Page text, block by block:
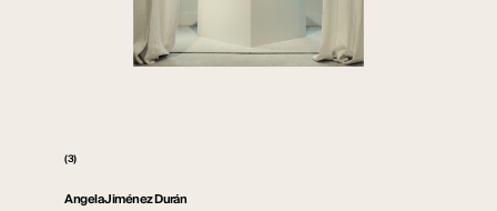
(3)
Angela Jiménez Durán